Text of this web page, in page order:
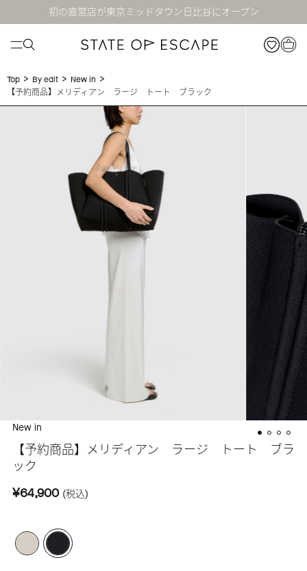
初の直営店が東京ミッドタウン日比谷にオープン
Top > By edit > New in >
【予約商品】メリディアン ラージ トート ブラック
New in
【予約商品】メリディアン ラージ トート ブラ
ック
¥64,900 (税込)